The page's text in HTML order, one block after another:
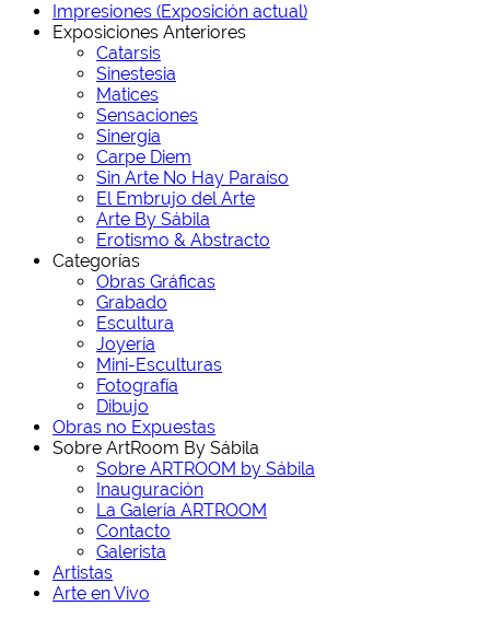
Impresiones (Exposición actual)
Exposiciones Anteriores
Catarsis
Sinestesia
Matices
Sensaciones
Sinergia
Carpe Diem
Sin Arte No Hay Paraíso
El Embrujo del Arte
Arte By Sábila
Erotismo & Abstracto
Categorías
Obras Gráficas
Grabado
Escultura
Joyería
Mini-Esculturas
Fotografía
Dibujo
Obras no Expuestas
Sobre ArtRoom By Sábila
Sobre ARTROOM by Sábila
Inauguración
La Galería ARTROOM
Contacto
Galerista
Artistas
Arte en Vivo